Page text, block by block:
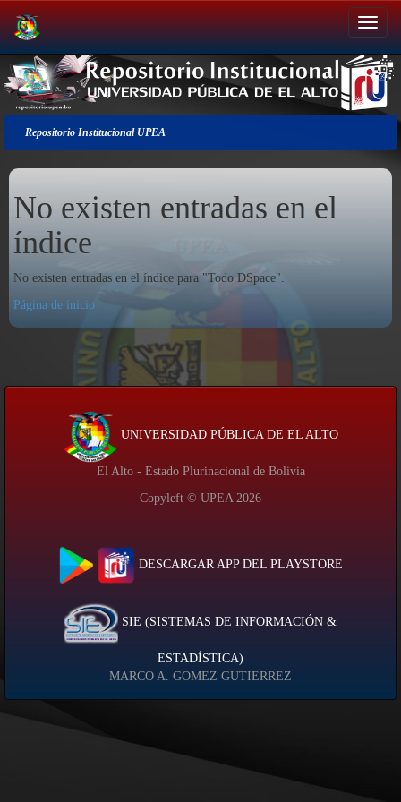
Salir
de
la
navegación
Repositorio Institucional UPEA
No existen entradas en el
índice
No existen entradas en el índice para "Todo DSpace".
Página de inicio
UNIVERSIDAD PÚBLICA DE EL ALTO
El Alto - Estado Plurinacional de Bolivia
Copyleft © UPEA 2026
DESCARGAR APP DEL PLAYSTORE
SIE (SISTEMAS DE INFORMACIÓN &
ESTADÍSTICA)
MARCO A. GOMEZ GUTIERREZ